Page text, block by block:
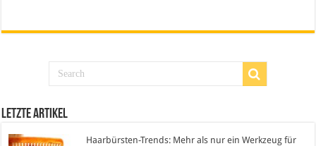
Letzte Artikel
Haarbürsten-Trends: Mehr als nur ein Werkzeug für